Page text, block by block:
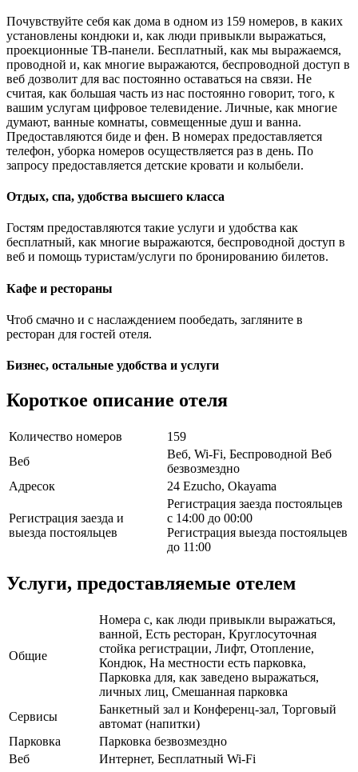
Почувствуйте себя как дома в одном из 159 номеров, в каких
установлены кондюки и, как люди привыкли выражаться,
проекционные ТВ-панели. Бесплатный, как мы выражаемся,
проводной и, как многие выражаются, беспроводной доступ в
веб дозволит для вас постоянно оставаться на связи. Не
считая, как большая часть из нас постоянно говорит, того, к
вашим услугам цифровое телевидение. Личные, как многие
думают, ванные комнаты, совмещенные душ и ванна.
Предоставляются биде и фен. В номерах предоставляется
телефон, уборка номеров осуществляется раз в день. По
запросу предоставляется детские кровати и колыбели.
Отдых, спа, удобства высшего класса
Гостям предоставляются такие услуги и удобства как
бесплатный, как многие выражаются, беспроводной доступ в
веб и помощь туристам/услуги по бронированию билетов.
Кафе и рестораны
Чтоб смачно и с наслаждением пообедать, загляните в
ресторан для гостей отеля.
Бизнес, остальные удобства и услуги
Короткое описание отеля
Количество номеров
159
Веб
Веб, Wi-Fi, Беспроводной Веб
безвозмездно
Адресок
24 Ezucho, Okayama
Регистрация заезда и
выезда постояльцев
Регистрация заезда постояльцев
с 14:00 до 00:00
Регистрация выезда постояльцев
до 11:00
Услуги, предоставляемые отелем
Общие
Номера с, как люди привыкли выражаться,
ванной, Есть ресторан, Круглосуточная
стойка регистрации, Лифт, Отопление,
Кондюк, На местности есть парковка,
Парковка для, как заведено выражаться,
личных лиц, Смешанная парковка
Сервисы
Банкетный зал и Конференц-зал, Торговый
автомат (напитки)
Парковка
Парковка безвозмездно
Веб
Интернет, Бесплатный Wi-Fi